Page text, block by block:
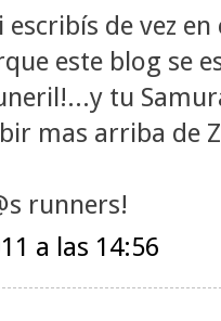
de vez
este blog se
tu
mas arriba de
runners!
a las 14:56